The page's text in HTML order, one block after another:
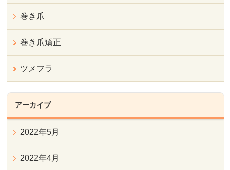
巻き爪
巻き爪矯正
ツメフラ
アーカイブ
2022年5月
2022年4月